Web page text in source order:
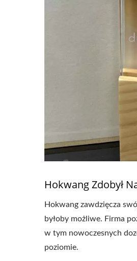
Hokwang Zdobył
Hokwang zawdzięcza
byłoby możliwe. Firma
w tym nowoczesnych
poziomie.